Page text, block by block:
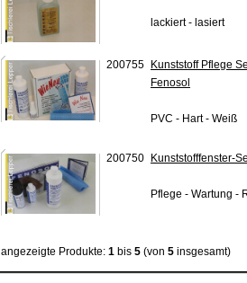
lackiert - lasiert
200755
Kunststoff Pflege
Fenosol
PVC - Hart - Weiß
200750 Kunststofffenster-
Pflege - Wartung -
angezeigte Produkte: 1 bis 5 (von 5 insgesamt)